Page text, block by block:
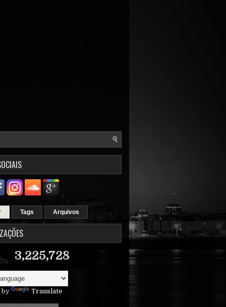
Tags Arquivos
3,225,728
by Translate